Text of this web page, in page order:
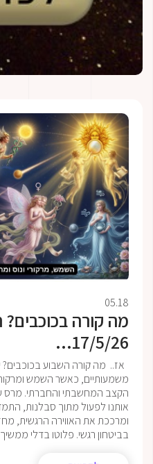
05.18
מה קורה
17/5/26...
אז.. מה קורה השבוע בכוכבים?
משמעותיים, כאשר השמש
הקצב המחשבתי והחברתי. מרס
אותנו לפעול מתוך סבלנות,
ומרככת את האווירה הרגשית,
בביטחון רגשי. פלוטו בדלי